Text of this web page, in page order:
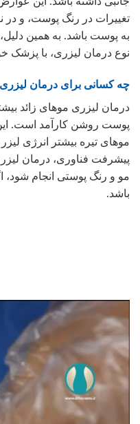
تغییرات در رنگ پوست، و در
به پوست باشد. به همین
نوع درمان لیزری، با پزشک
چه کسانی برای درمان
درمان لیزری موهای زائد
پوست روشن کارآمد است.
موهای تیره بیشتر انرژی
پیشرفت فناوری، درمان
مو و رنگ پوستی انجام
باشد.
ویدیو